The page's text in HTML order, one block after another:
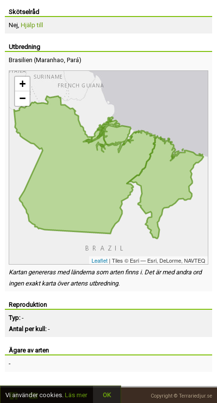
Skötselråd
Nej, Hjälp till
Utbredning
Brasilien (Maranhao, Pará)
+
−
Leaflet | Tiles © Esri — Esri, DeLorme, NAVTEQ
Kartan genereras med länderna som arten finns i. Det är med andra ord
ingen exakt karta över artens utbredning.
Reproduktion
Typ: -
Antal per kull: -
Ägare av arten
-
Copyright © Terrariedjur.se
Vi använder cookies. Läs mer OK